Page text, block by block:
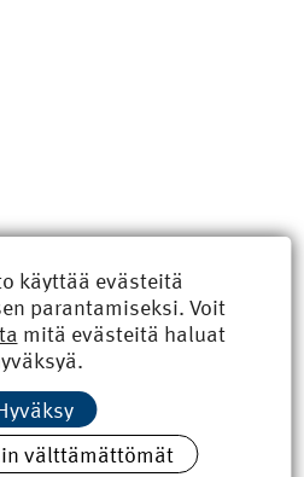
käyttää evästeitä
parantamiseksi. Voit
mitä evästeitä haluat
välttämättömät